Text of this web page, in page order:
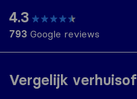
Vergelijk
4.3
793 Google reviews